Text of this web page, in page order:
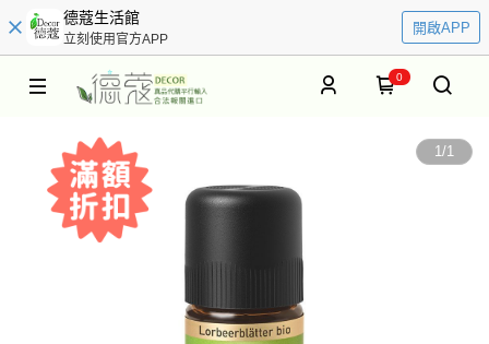
德蔻生活館
立刻使用官方APP
開啟APP
0
1/1